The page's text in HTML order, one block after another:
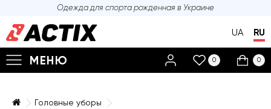
Одежда для спорта рожденная в Украине
UA RU
МЕНЮ 0 0
Головные уборы